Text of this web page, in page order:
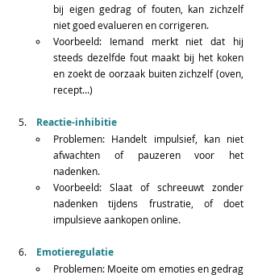
bij eigen gedrag of fouten, kan zichzelf
niet goed evalueren en corrigeren.
Voorbeeld: Iemand merkt niet dat hij
steeds dezelfde fout maakt bij het koken
en zoekt de oorzaak buiten zichzelf (oven,
recept...)
Reactie-inhibitie
Problemen: Handelt impulsief, kan niet
afwachten of pauzeren voor het
nadenken.
Voorbeeld: Slaat of schreeuwt zonder
nadenken tijdens frustratie, of doet
impulsieve aankopen online.
Emotieregulatie
Problemen: Moeite om emoties en gedrag